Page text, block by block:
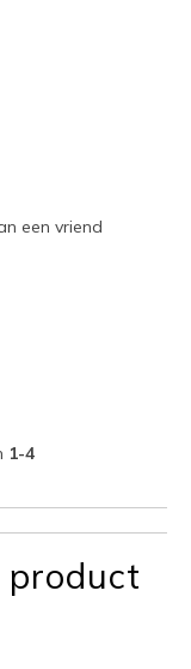
een vriend
1-4